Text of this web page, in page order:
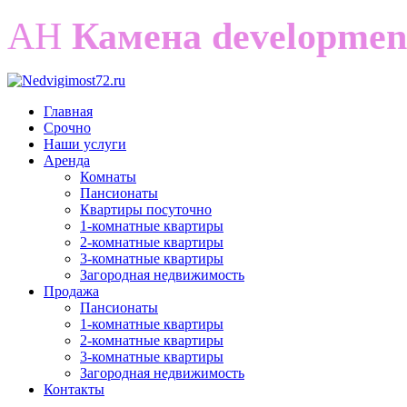
АН Камена
Главная
Срочно
Наши услуги
Аренда
Комнаты
Пансионаты
Квартиры посуточно
1-комнатные квартиры
2-комнатные квартиры
3-комнатные квартиры
Загородная недвижимость
Продажа
Пансионаты
1-комнатные квартиры
2-комнатные квартиры
3-комнатные квартиры
Загородная недвижимость
Контакты